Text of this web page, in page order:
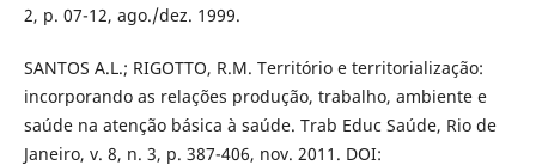
2, p. 07-12, ago./dez. 1999.
SANTOS A.L.; RIGOTTO, R.M. Território e territorialização:
incorporando as relações produção, trabalho, ambiente e
saúde na atenção básica à saúde. Trab Educ Saúde, Rio de
Janeiro, v. 8, n. 3, p. 387-406, nov. 2011. DOI: